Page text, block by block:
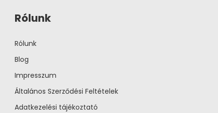
Rólunk
Rólunk
Blog
Impresszum
Általános Szerződési Feltételek
Adatkezelési tájékoztató